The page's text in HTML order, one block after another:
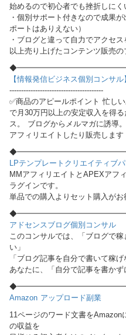
始めるので初心者でも挫折しにく
・個別サポート付きなので成果
ポートはありえない）
・ブログと違って自力でアクセ
以上売り上げたコンテンツ販売の
【情報発信ビジネス個別コンサ
----------------------------------------
✅商品のアピールポイント 忙し
で月30万円以上の安定収入を得
ス。 ブログからメルマガに誘導
アフィリエイトしたり販売します
LPテンプレートクリエイティブ
MMアフィリエイトとAPEXアフ
ラグインです。
単品での購入よりセット購入がお
アドセンスブログ個別コンサル
このコンサルでは、「ブログで
い」
「ブログ記事を自分で書いて稼げ
あなたに、「自分で記事を書かず
Amazon アップロード副業
11ページのワード文書をAmazon
の収益を